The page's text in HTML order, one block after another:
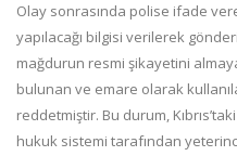
Olay sonrasında polise ifade
yapılacağı bilgisi verilerek
mağdurun resmi şikayetini
bulunan ve emare olarak
reddetmiştir. Bu durum,
hukuk sistemi tarafından